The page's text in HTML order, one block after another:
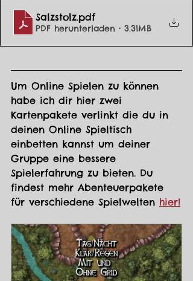
Salzstolz.pdf
PDF herunterladen • 3.31MB
Um Online Spielen zu können
habe ich dir hier zwei
Kartenpakete verlinkt die du in
deinen Online Spieltisch
einbetten kannst um deiner
Gruppe eine bessere
Spielerfahrung zu bieten. Du
findest mehr Abenteuerpakete
für verschiedene Spielwelten hier!